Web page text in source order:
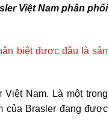
Việt Nam phân phối
biệt được đâu là sản
Nam. Là một trong
của Brasler đang được